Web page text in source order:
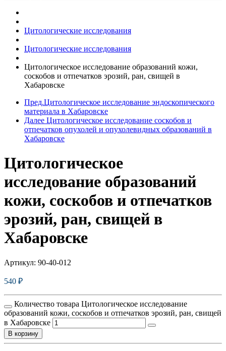
Цитологические исследования
Цитологические исследования
Цитологическое исследование образований кожи,
соскобов и отпечатков эрозий, ран, свищей в
Хабаровске
Пред.Цитологическое исследование эндоскопического
материала в Хабаровске
Далее Цитологическое исследование соскобов и
отпечатков опухолей и опухолевидных образований в
Хабаровске
Цитологическое
исследование образований
кожи, соскобов и отпечатков
эрозий, ран, свищей в
Хабаровске
Артикул: 90-40-012
540 ₽
Количество товара Цитологическое исследование
образований кожи, соскобов и отпечатков эрозий, ран, свищей
в Хабаровске
В корзину